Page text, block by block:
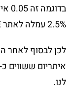
2.5% עמלה לאתר RARIBLE.
לנו.